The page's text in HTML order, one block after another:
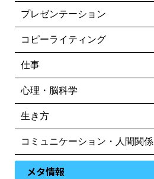
プレゼンテーション
コピーライティング
仕事
心理・脳科学
生き方
コミュニケーション・人間関係
メタ情報